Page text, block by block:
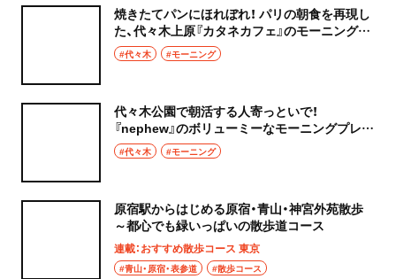
焼きたてパンにほれぼれ！ パリの朝食を再現し
た、代々木上原『カタネカフェ』のモーニングを
堪能
#代々木 #モーニング
代々木公園で朝活する人寄っといで！
『nephew』のボリューミーなモーニングプレー
ト#代々木 #モーニング
原宿駅からはじめる原宿・青山・神宮外苑散歩
～都心でも緑いっぱいの散歩道コース
連載：おすすめ散歩コース 東京
#青山・原宿・表参道 #散歩コース